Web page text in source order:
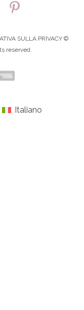
SULLA PRIVACY©
reserved.
Italiano